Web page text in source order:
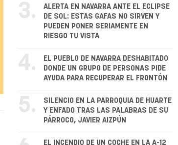
3.
ALERTA EN NAVARRA ANTE EL ECLIPSE
DE SOL: ESTAS GAFAS NO SIRVEN Y
PUEDEN PONER SERIAMENTE EN
RIESGO TU VISTA
4.
EL PUEBLO DE NAVARRA DESHABITADO
DONDE UN GRUPO DE PERSONAS PIDE
AYUDA PARA RECUPERAR EL FRONTÓN
5.
SILENCIO EN LA PARROQUIA DE HUARTE
Y ENFADO TRAS LAS PALABRAS DE SU
PÁRROCO, JAVIER AIZPÚN
EL INCENDIO DE UN COCHE EN LA A-12